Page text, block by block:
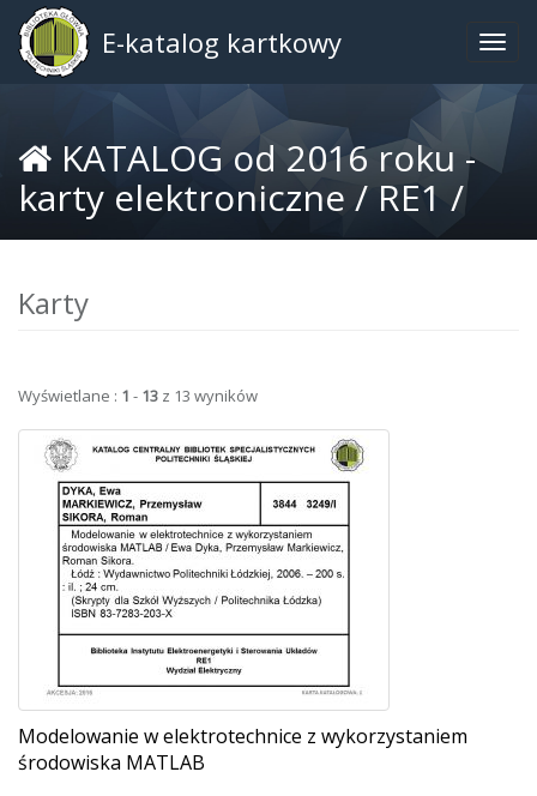
E-katalog kartkowy
KATALOG od 2016 roku -
karty elektroniczne /RE1 /
Karty
Wyświetlane : 1 - 13 z 13 wyników
Modelowanie w elektrotechnice z wykorzystaniem
środowiska MATLAB